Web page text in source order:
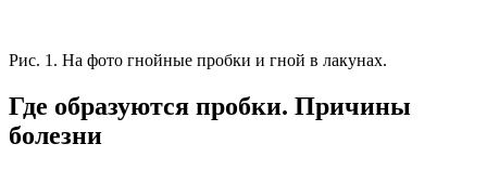
Рис. 1. На фото гнойные пробки и гной в лакунах.
Где образуются пробки. Причины
болезни